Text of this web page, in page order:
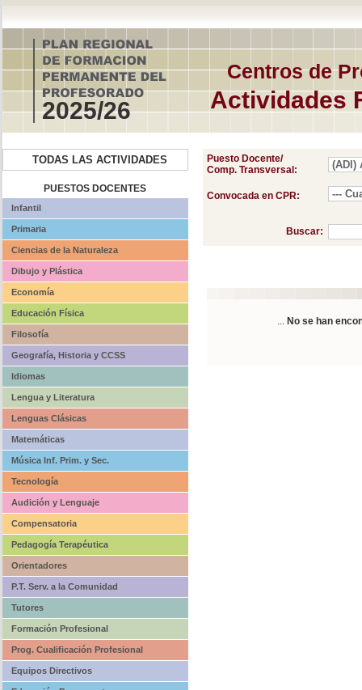
Centros de
Actividades
2025/26
TODAS LAS ACTIVIDADES
PUESTOS DOCENTES
Infantil
Primaria
Ciencias de la Naturaleza
Dibujo y Plástica
Economía
Educación Física
Filosofía
Geografía, Historia y CCSS
Idiomas
Lengua y Literatura
Lenguas Clásicas
Matemáticas
Música Inf. Prim. y Sec.
Tecnología
Audición y Lenguaje
Compensatoria
Pedagogía Terapéutica
Orientadores
P.T. Serv. a la Comunidad
Tutores
Formación Profesional
Prog. Cualificación Profesional
Equipos Directivos
Puesto Docente/
Comp. Transversal:
Convocada en CPR:
Buscar:
... No se han